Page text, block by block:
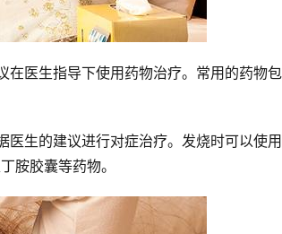
医生指导下使用药物治疗。常用的药物
生的建议进行对症治疗。发烧时可以使
胺胶囊等药物。